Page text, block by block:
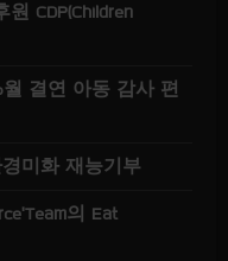
CDP(Children
결연 아동 감사 편
경미화 재능기부
의 Eat